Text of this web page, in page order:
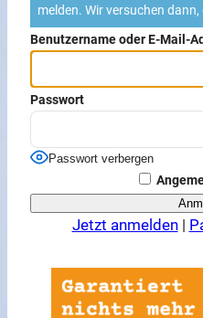
melden. Wir versuchen
Benutzername oder E-Mail-
Passwort
Passwort verbergen
Jetzt anmelden|